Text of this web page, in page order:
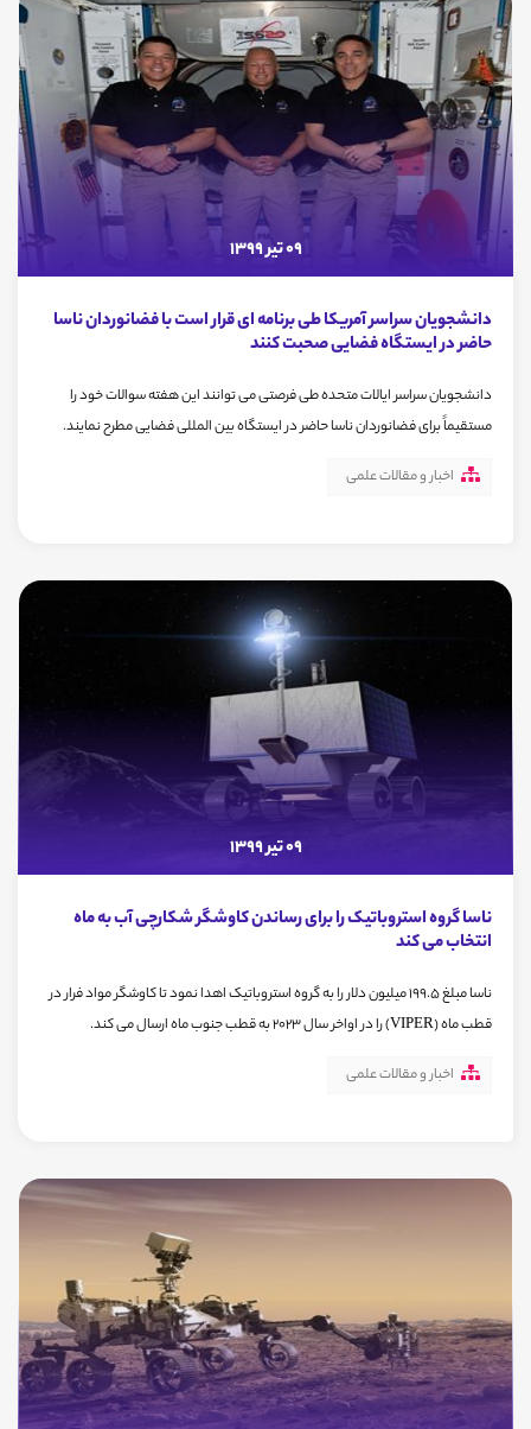
09 تیر 1399
دانشجویان سراسر آمریکا طی برنامه ای قرار است با فضانوردان ناسا
حاضر در ایستگاه فضایی صحبت کنند
دانشجویان سراسر ایالات متحده طی فرصتی می توانند این هفته سوالات خود را
مستقیماً برای فضانوردان ناسا حاضر در ایستگاه بین المللی فضایی مطرح نمایند.
اخبار و مقالات علمی
09 تیر 1399
ناسا گروه استروباتیک را برای رساندن کاوشگر شکارچی آب به ماه
انتخاب می کند
ناسا مبلغ 199.5 میلیون دلار را به گروه استروباتیک اهدا نمود تا کاوشگر مواد فرار در
قطب ماه (VIPER) را در اواخر سال 2023 به قطب جنوب ماه ارسال می کند.
اخبار و مقالات علمی